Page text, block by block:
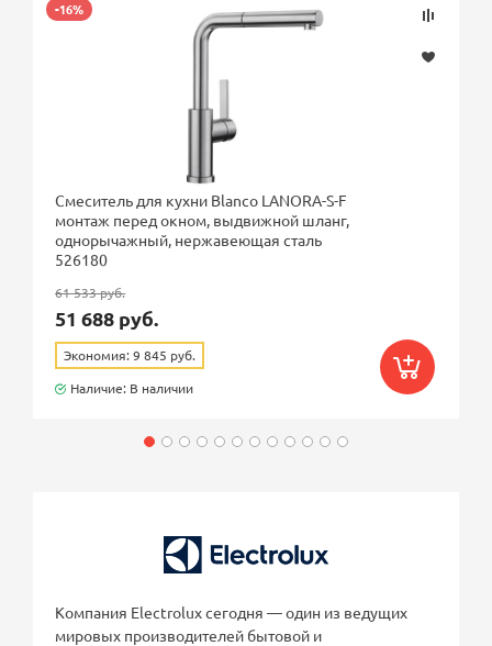
-16%
Смеситель для кухни Blanco LANORA-S-F
монтаж перед окном, выдвижной шланг,
однорычажный, нержавеющая сталь
526180
61 533 руб.
51 688 руб.
Экономия: 9 845 руб.
Наличие: В наличии
Компания Electrolux сегодня — один из ведущих
мировых производителей бытовой и